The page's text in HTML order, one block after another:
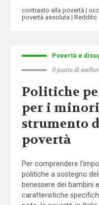
contrasto alla povertà
povertà assoluta
Reddito
Povertà e
Il punto di
Politiche
per i
strumento
povertà
Per comprendere
politiche a sostegno
benessere dei bambini
caratteristiche